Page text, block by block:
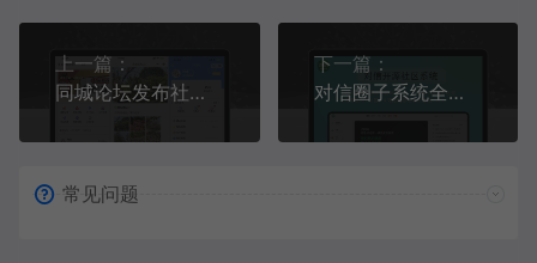
上一篇：
同城论坛发布社区系统源码 二手闲置 房屋出租 全开源
下一篇：
对信圈子系统全开源源码_多端支持_免费商用
常见问题